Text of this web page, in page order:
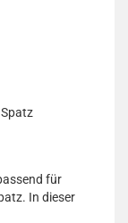
für
In dieser